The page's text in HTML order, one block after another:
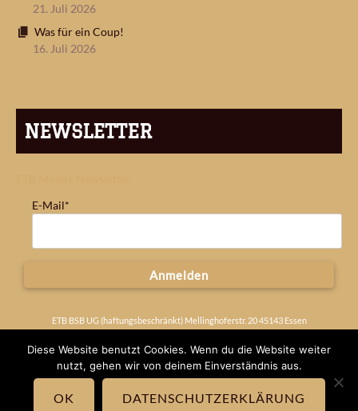
21. Juli 2026
Was für ein Coup!
16. Juli 2026
NEWSLETTER
E-Mail*
Anmelden
ETB BSB UG (haftungsbeschränkt) Mellinghoferstr. 20 45143 Essen
DeutschlandImpressum
Diese Website benutzt Cookies. Wenn du die Website weiter
nutzt, gehen wir von deinem Einverständnis aus.
OK DATENSCHUTZERKLÄRUNG